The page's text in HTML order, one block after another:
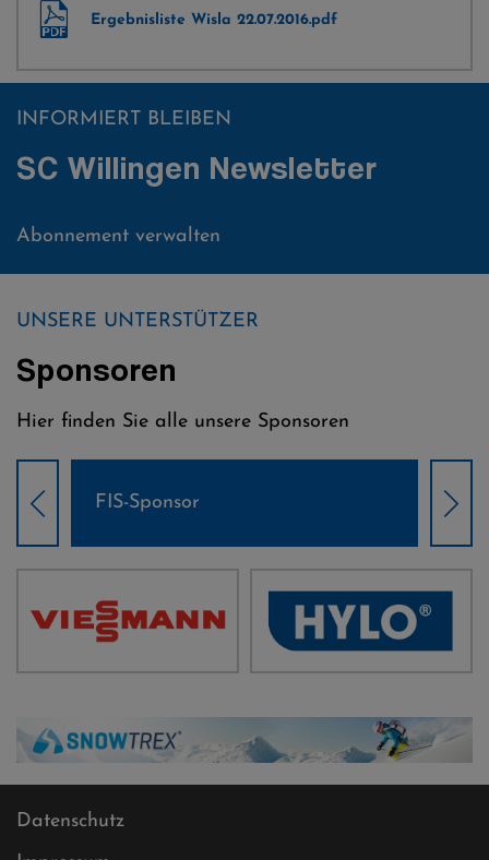
Ergebnisliste Wisla 22.07.2016.pdf
INFORMIERT BLEIBEN
SC Willingen Newsletter
Abonnement verwalten
UNSERE UNTERSTÜTZER
Sponsoren
Hier finden Sie alle unsere Sponsoren
Weltcup-Sponsoren
Datenschutz